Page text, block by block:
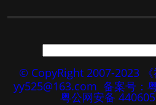
© CopyRight 2007-2023 《
yy525@163.com 备案号：
粤公网安备